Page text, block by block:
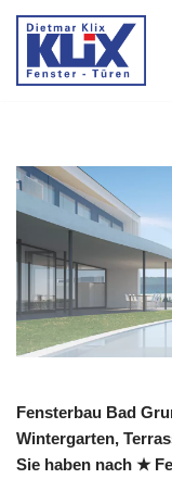
Zum
Inhalt
Fensterbau Bad
Wintergarten,
Sie haben nach ★